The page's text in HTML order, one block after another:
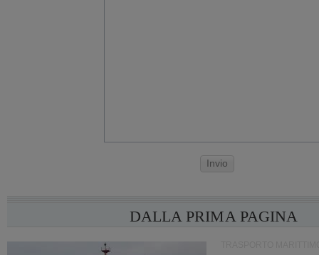
Invio
DALLA PRIMA PAGINA